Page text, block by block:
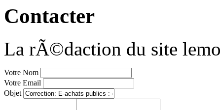
Contacter
La rÃ©daction du site
Votre Nom
Votre Email
Objet